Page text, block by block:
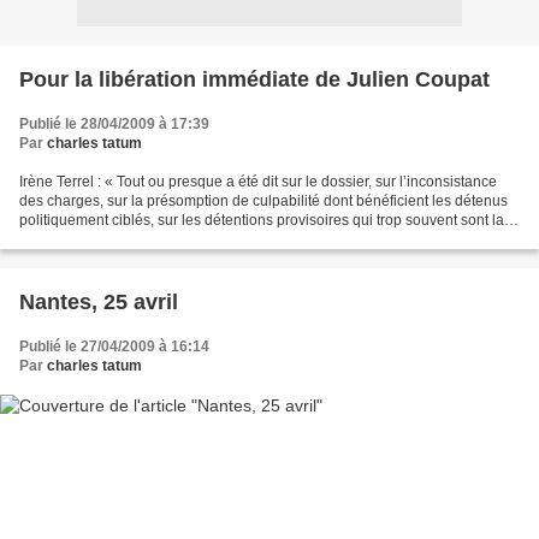
Pour la libération immédiate de Julien Coupat
Publié le 28/04/2009 à 17:39
Par charles tatum
Irène Terrel : « Tout ou presque a été dit sur le dossier, sur l’inconsistance
des charges, sur la présomption de culpabilité dont bénéficient les détenus
politiquement ciblés, sur les détentions provisoires qui trop souvent sont la
Nantes, 25 avril
Publié le 27/04/2009 à 16:14
Par charles tatum